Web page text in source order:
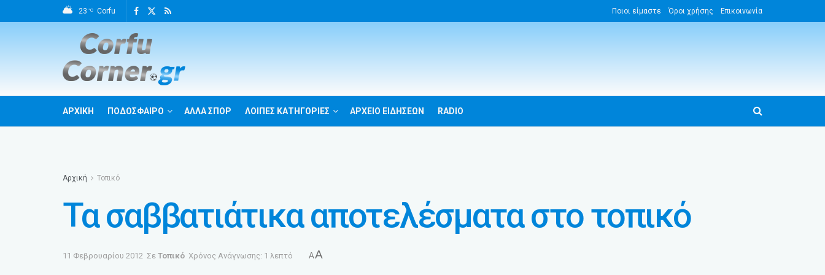
23 °C Corfu Ποιοι είμαστε Όροι χρήσης Επικοινωνία
ΑΡΧΙΚΗ ΠΟΔΟΣΦΑΙΡΟ ΑΛΛΑ ΣΠΟΡ ΛΟΙΠΕΣ ΚΑΤΗΓΟΡΙΕΣ ΑΡΧΕΙΟ ΕΙΔΗΣΕΩΝ RADIO
Αρχική Τοπικό
Τα σαββατιάτικα αποτελέσματα στο τοπικό
11 Φεβρουαρίου 2012 Σε Τοπικό Χρόνος Ανάγνωσης: 1 λεπτό AA